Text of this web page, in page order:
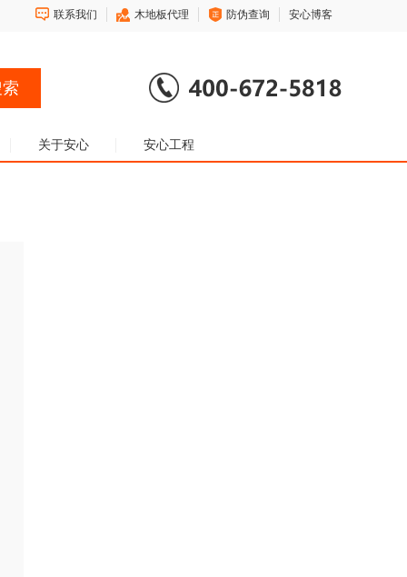
联系我们 木地板代理 防伪查询 安心博客
关于安心 安心工程